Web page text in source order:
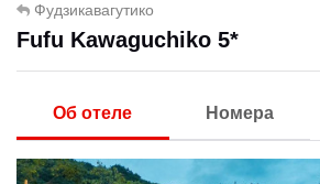
Фудзикавагутико
Fufu Kawaguchiko 5*
Об отеле Номера